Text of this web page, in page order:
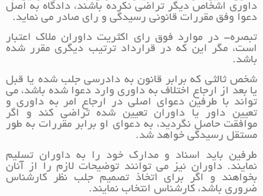
داوری اشخاص دیگر تراضی نکرده باشند، دادگاه به اصل
دعوا وفق مقررات قانونی رسیدگی و رای صادر می نماید.
تبصره- در موارد فوق رای اکثریت داوران ملاک اعتبار
است، مگر این که در قرارداد ترتیب دیگری مقرر شده
باشد.
شخص ثالثی که برابر قانون به دادرسی جلب شده یا قبل
یا بعد از ارجاع اختلاف به داوری وارد دعوا شده باشد، می
تواند با طرفین دعوای اصلی در ارجاع امر به داوری و
تعیین داور یا داوران تعیین شده تراضی کند و اگر
موافقت حاصل نگردید، به دعوای او برابر مقررات به طور
مستقل رسیدگی خواهد شد.
طرفین باید اسناد و مدارک خود را به داوران تسلیم
نمایند. داوران نیز می توانند توضیحات لازم را از آنان
بخواهند و اگر برای اتخاذ تصمیم جلب نظر کارشناس
ضروری باشد، کارشناس انتخاب نمایند.